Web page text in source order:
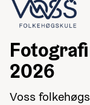
2026
Voss